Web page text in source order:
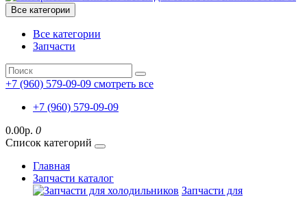
Все категории
Все категории
Запчасти
+7 (960) 579-09-09 смотреть все
+7 (960) 579-09-09
0.00р. 0
Список категорий
Главная
Запчасти каталог
Запчасти для